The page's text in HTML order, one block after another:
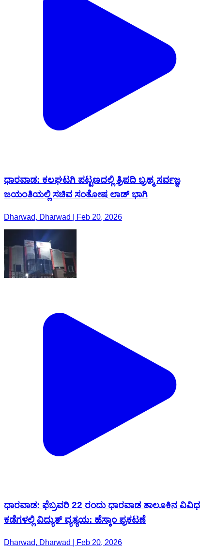
ಧಾರವಾಡ: ಕಲಘಟಗಿ ಪಟ್ಟಣದಲ್ಲಿ ತ್ರಿಪದಿ ಬ್ರಹ್ಮ ಸರ್ವಜ್ಞ
ಜಯಂತಿಯಲ್ಲಿ ಸಚಿವ ಸಂತೋಷ ಲಾಡ್ ಭಾಗಿ
Dharwad, Dharwad | Feb 20, 2026
ಧಾರವಾಡ: ಫೆಬ್ರವರಿ 22 ರಂದು ಧಾರವಾಡ ತಾಲೂಕಿನ ವಿವಿಧ
ಕಡೆಗಳಲ್ಲಿ ವಿದ್ಯುತ್ ವ್ಯತ್ಯಯ: ಹೆಸ್ಕಾಂ ಪ್ರಕಟಣೆ
Dharwad, Dharwad | Feb 20, 2026